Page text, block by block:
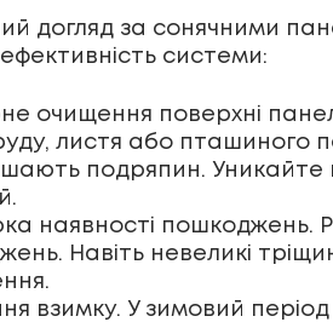
догляд за сонячними
системи:
очищення поверхні
листя або пташиного
подряпин. Уникайте
наявності пошкоджень.
Навіть невеликі
взимку. У зимовий